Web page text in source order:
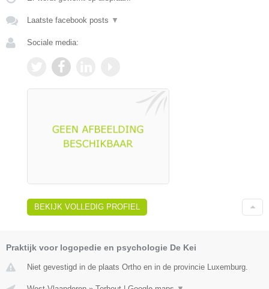
Laatste facebook posts ▼
Sociale media:
BEKIJK VOLLEDIG PROFIEL
Praktijk voor logopedie en psychologie De Kei
Niet gevestigd in de plaats Ortho en in de provincie Luxemburg.